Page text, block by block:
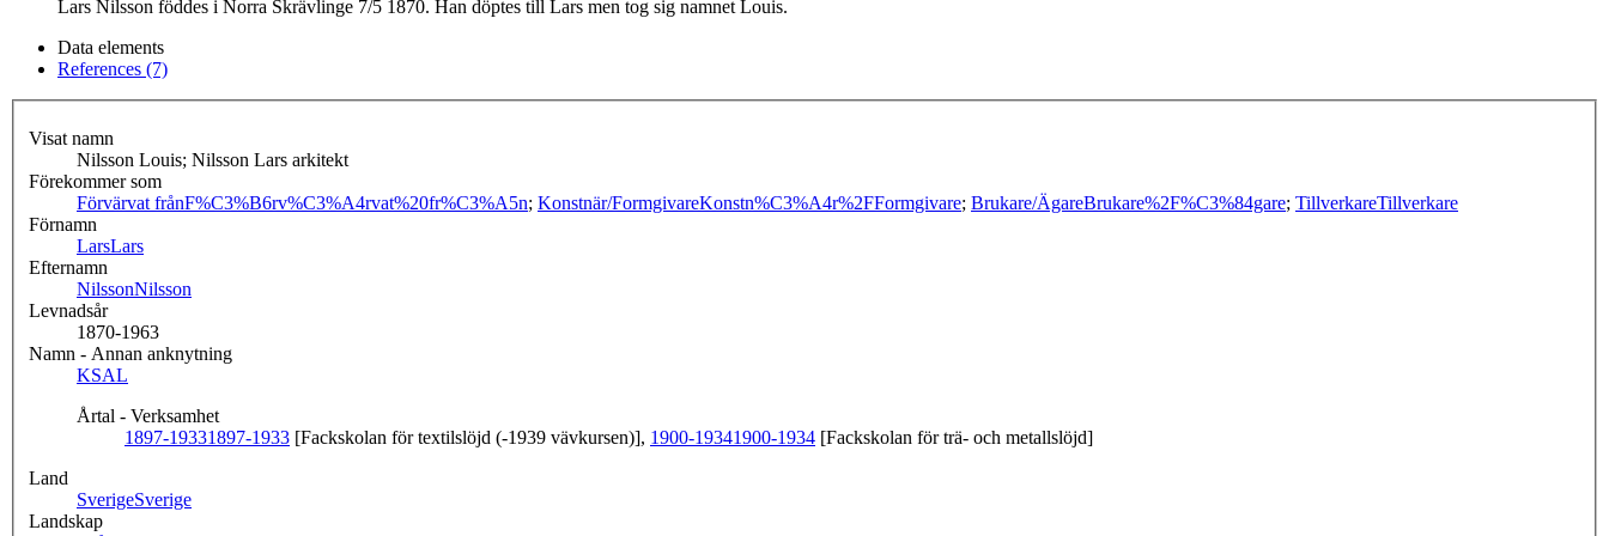
Lars Nilsson föddes i Norra Skrävlinge 7/5 1870. Han döptes till Lars men tog sig namnet Louis.
Data elements
References (7)
Visat namn
Nilsson Louis; Nilsson Lars arkitekt
Förekommer som
Förvärvat frånF%C3%B6rv%C3%A4rvat%20fr%C3%A5n; Konstnär/FormgivareKonstn%C3%A4r%2FFormgivare; Brukare/ÄgareBrukare%2F%C3%84gare; TillverkareTillverkare
Förnamn
LarsLars
Efternamn
NilssonNilsson
Levnadsår
1870-1963
Namn - Annan anknytning
KSAL
Årtal - Verksamhet
1897-19331897-1933 [Fackskolan för textilslöjd (-1939 vävkursen)], 1900-19341900-1934 [Fackskolan för trä- och metallslöjd]
Land
SverigeSverige
Landskap